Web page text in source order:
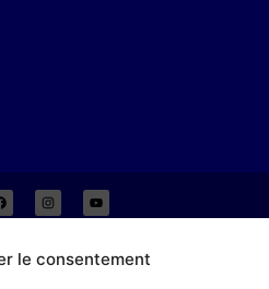
le consentement
Bretagne, 69006 Lyon